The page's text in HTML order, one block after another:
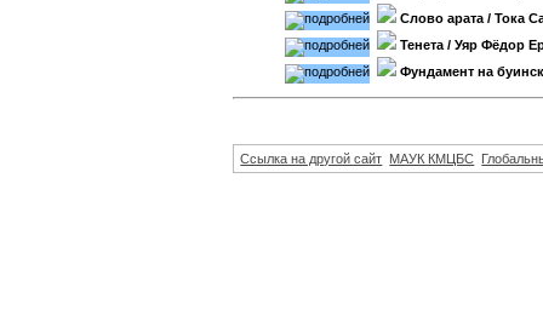
Слово арата / Тока
Тенета / Уяр Фёдор
Фундамент на
Ссылка на другой сайт МАУК КМЦБС